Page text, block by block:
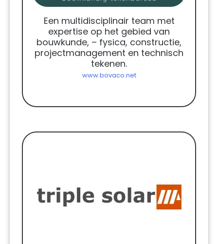
Een multidisciplinair team met
expertise op het gebied van
bouwkunde, – fysica, constructie,
projectmanagement en technisch
tekenen.
www.bovaco.net